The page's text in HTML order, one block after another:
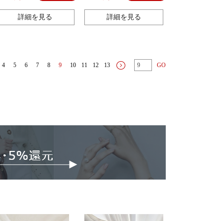
詳細を見る 詳細を見る
4 5 6 7 8 9 10 11 12 13 GO